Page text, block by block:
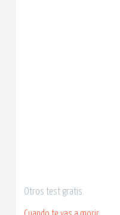
Otros test gratis.